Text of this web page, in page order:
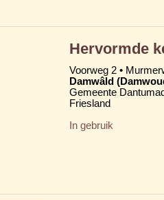
Hervormde
Voorweg 2 •
Damwâld
Gemeente
Friesland
In gebruik